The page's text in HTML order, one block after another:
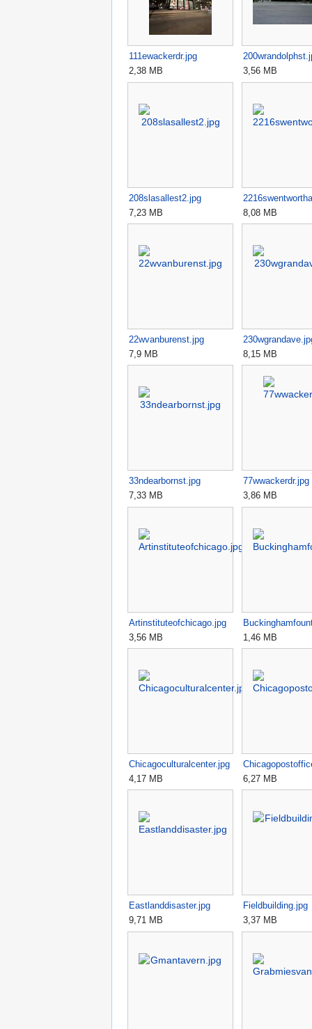
111ewackerdr.jpg
2,38 MB
3,56 MB
208slasallest2.jpg
7,23 MB
8,08 MB
22wvanburenst.jpg
7,9 MB
8,15 MB
33ndearbornst.jpg
7,33 MB
77wwackerdr.jpg
3,86 MB
Artinstituteofchicago.jpg
3,56 MB
1,46 MB
Chicagoculturalcenter.jpg
4,17 MB
6,27 MB
Eastlanddisaster.jpg
9,71 MB
Fieldbuilding.jpg
3,37 MB